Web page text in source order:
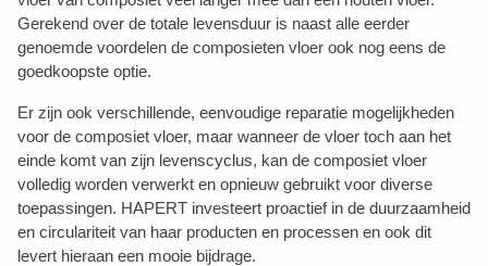
Gerekend over de totale levensduur is naast alle eerder
genoemde voordelen de composieten vloer ook nog eens de
goedkoopste optie.
Er zijn ook verschillende, eenvoudige reparatie mogelijkheden
voor de composiet vloer, maar wanneer de vloer toch aan het
einde komt van zijn levenscyclus, kan de composiet vloer
volledig worden verwerkt en opnieuw gebruikt voor diverse
toepassingen. HAPERT investeert proactief in de duurzaamheid
en circulariteit van haar producten en processen en ook dit
levert hieraan een mooie bijdrage.